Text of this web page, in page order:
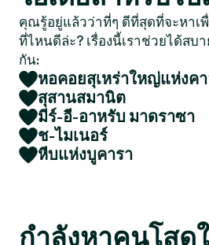
คุณรู้อยู่แล้วว่าที่ๆ ดีที่สุดที่จะหา
ที่ไหนดีล่ะ? เรื่องนี้เราช่วยได้สบ
กัน:
หอคอยสุเหร่าใหญ่แห่งค
สุสานสมานิต
มีร์-อี-อาหรับ มาดราซา
ช-ไมเนอร์
หีบแห่งบูคารา
กำลังหาคนโสด